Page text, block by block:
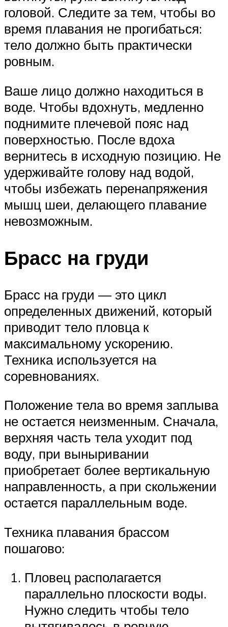
головой. Следите за тем, чтобы во
время плавания не прогибаться:
тело должно быть практически
ровным.
Ваше лицо должно находиться в
воде. Чтобы вдохнуть, медленно
поднимите плечевой пояс над
поверхностью. После вдоха
вернитесь в исходную позицию. Не
удерживайте голову над водой,
чтобы избежать перенапряжения
мышц шеи, делающего плавание
невозможным.
Брасс на груди
Брасс на груди — это цикл
определенных движений, который
приводит тело пловца к
максимальному ускорению.
Техника используется на
соревнованиях.
Положение тела во время заплыва
не остается неизменным. Сначала,
верхняя часть тела уходит под
воду, при выныривании
приобретает более вертикальную
направленность, а при скольжении
остается параллельным воде.
Техника плавания брассом
пошагово:
Пловец располагается
параллельно плоскости воды.
Нужно следить чтобы тело